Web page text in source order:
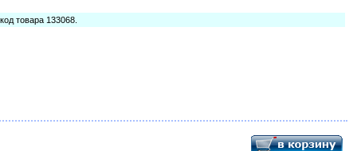
товара 133068.